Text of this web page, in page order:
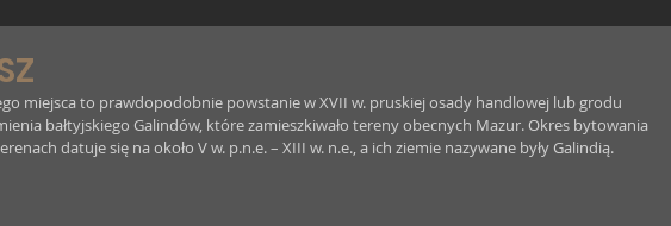
miejsca to prawdopodobnie powstanie w XVII w. pruskiej osady handlowej lub grodu
bałtyjskiego Galindów, które zamieszkiwało tereny obecnych Mazur. Okres bytowania
datuje się na około V w. p.n.e. – XIII w. n.e., a ich ziemie nazywane były Galindią.